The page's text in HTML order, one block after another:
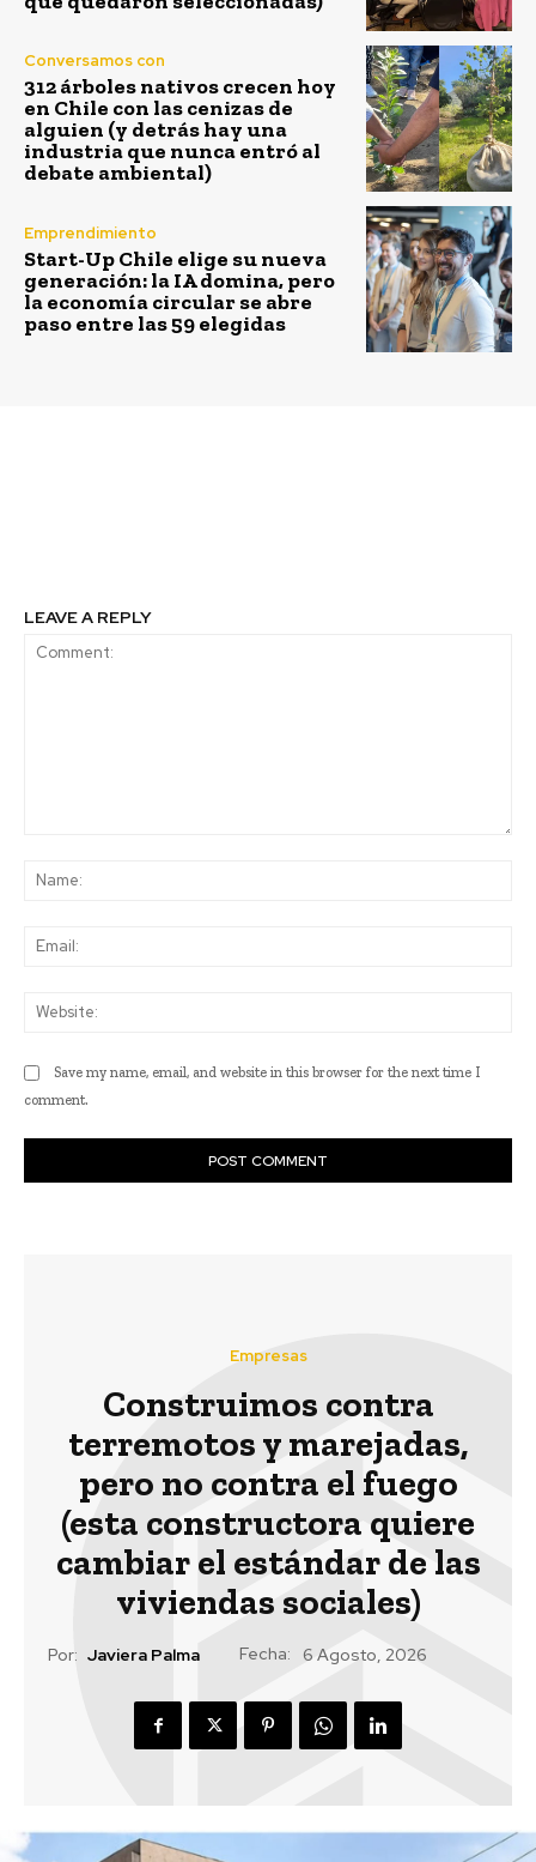
Conversamos con
312 árboles nativos crecen hoy
en Chile con las cenizas de
alguien (y detrás hay una
industria que nunca entró al
debate ambiental)
Emprendimiento
Start-Up Chile elige su nueva
generación: la IA domina, pero
la economía circular se abre
paso entre las 59 elegidas
LEAVE A REPLY
Save my name, email, and website in this browser for the next time I
comment.